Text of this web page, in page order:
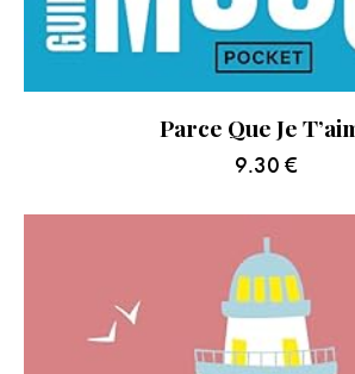
Parce Que Je
9.30 €